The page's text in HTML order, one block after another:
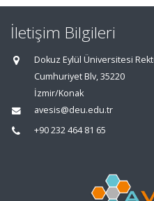
İletişim Bilgileri
Dokuz Eylül Üniversitesi
Cumhuriyet Blv, 35220
İzmir/Konak
avesis@deu.edu.tr
+90 232 464 81 65